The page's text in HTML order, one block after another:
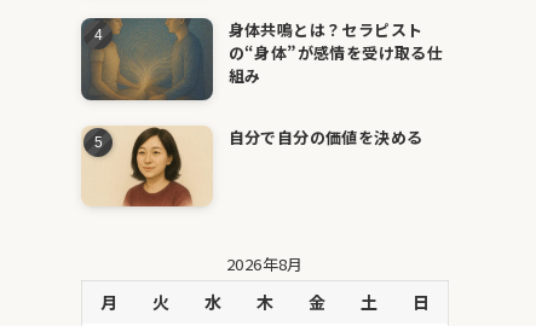
身体共鳴とは？セラピスト
の“身体”が感情を受け取る仕
組み
自分で自分の価値を決める
2026年8月
月 火 水 木 金 土 日